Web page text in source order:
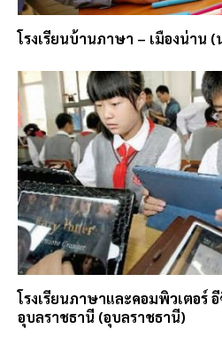
โรงเรียนบ้านภาษา – เมืองน่าน (
โรงเรียนภาษาและคอมพิวเตอร์
อุบลราชธานี (อุบลราชธานี)